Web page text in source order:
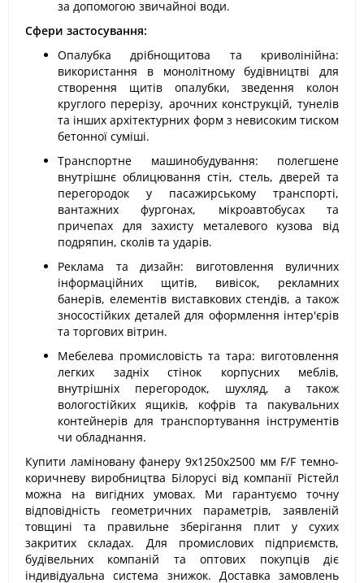
за допомогою звичайноі води.
Сфери застосування:
Опалубка дрібнощитова та криволінійна:
використання в монолітному будівництві для
створення щитів опалубки, зведення колон
круглого перерізу, арочних конструкцій, тунелів
та інших архітектурних форм з невисоким тиском
бетонної суміші.
Транспортне машинобудування: полегшене
внутрішнє облицювання стін, стель, дверей та
перегородок у пасажирському транспорті,
вантажних фургонах, мікроавтобусах та
причепах для захисту металевого кузова від
подряпин, сколів та ударів.
Реклама та дизайн: виготовлення вуличних
інформаційних щитів, вивісок, рекламних
банерів, елементів виставкових стендів, а також
зносостійких деталей для оформлення інтер'єрів
та торгових вітрин.
Мебелева промисловість та тара: виготовлення
легких задніх стінок корпусних меблів,
внутрішніх перегородок, шухляд, а також
вологостійких ящиків, кофрів та пакувальних
контейнерів для транспортування інструментів
чи обладнання.
Купити ламіновану фанеру 9х1250х2500 мм F/F темно-
коричневу виробництва Білорусі від компанії Рістейл
можна на вигідних умовах. Ми гарантуємо точну
відповідність геометричних параметрів, заявленій
товщині та правильне зберігання плит у сухих
закритих складах. Для промислових підприємств,
будівельних компаній та оптових покупців діє
індивідуальна система знижок. Доставка замовлень